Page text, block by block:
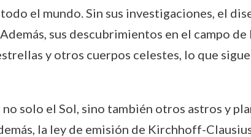
el mundo. Sin sus investigaciones, el
sus descubrimientos en el campo
y otros cuerpos celestes, lo que
solo el Sol, sino también otros astros y
la ley de emisión de Kirchhoff-